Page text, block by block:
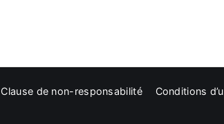
Clause de non-responsabilité Conditions